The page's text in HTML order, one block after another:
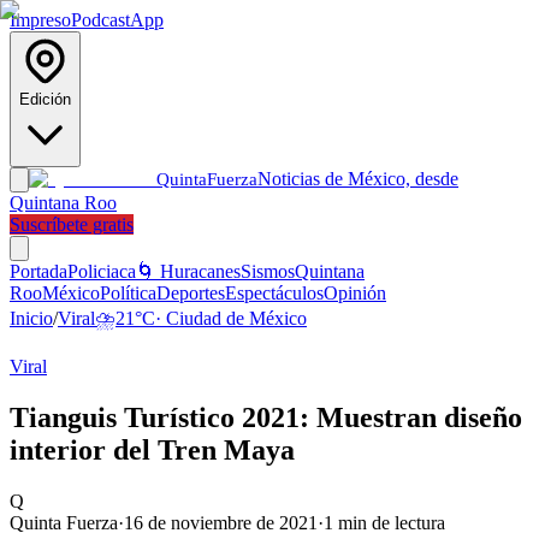
ImpresoPodcastApp
Edición
QuintaFuerzaNoticias de México, desde
Quintana Roo
Suscríbete gratis
PortadaPoliciaca 🌀 HuracanesSismosQuintana
RooMéxicoPolíticaDeportesEspectáculosOpinión
Inicio/Viral⛈️21°C· Ciudad de México
Viral
Tianguis Turístico 2021: Muestran diseño
interior del Tren Maya
Q
Quinta Fuerza·16 de noviembre de 2021 ·1 min de lectura